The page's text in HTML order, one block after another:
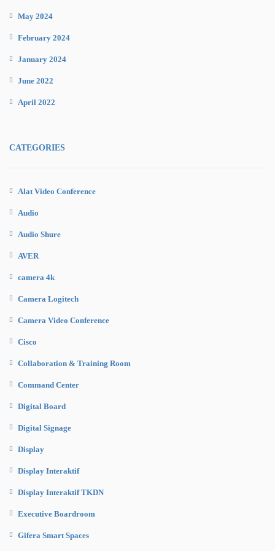
May 2024
February 2024
January 2024
June 2022
April 2022
CATEGORIES
Alat Video Conference
Audio
Audio Shure
AVER
camera 4k
Camera Logitech
Camera Video Conference
Cisco
Collaboration & Training Room
Command Center
Digital Board
Digital Signage
Display
Display Interaktif
Display Interaktif TKDN
Executive Boardroom
Gifera Smart Spaces